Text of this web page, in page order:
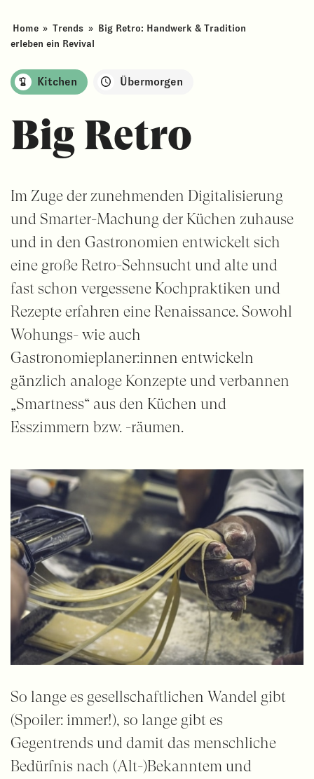
Home » Trends » Big Retro: Handwerk & Tradition
erleben ein Revival
Kitchen Übermorgen
Big Retro
Im Zuge der zunehmenden Digitalisierung
und Smarter-Machung der Küchen zuhause
und in den Gastronomien entwickelt sich
eine große Retro-Sehnsucht und alte und
fast schon vergessene Kochpraktiken und
Rezepte erfahren eine Renaissance. Sowohl
Wohungs- wie auch
Gastronomieplaner:innen entwickeln
gänzlich analoge Konzepte und verbannen
„Smartness“ aus den Küchen und
Esszimmern bzw. -räumen.
So lange es gesellschaftlichen Wandel gibt
(Spoiler: immer!), so lange gibt es
Gegentrends und damit das menschliche
Bedürfnis nach (Alt-)Bekanntem und